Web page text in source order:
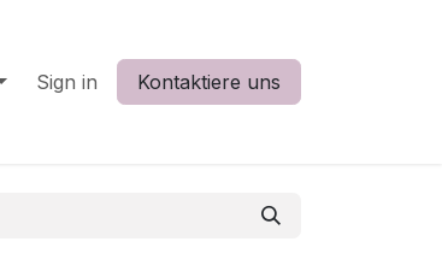
Sign in Kontaktiere uns